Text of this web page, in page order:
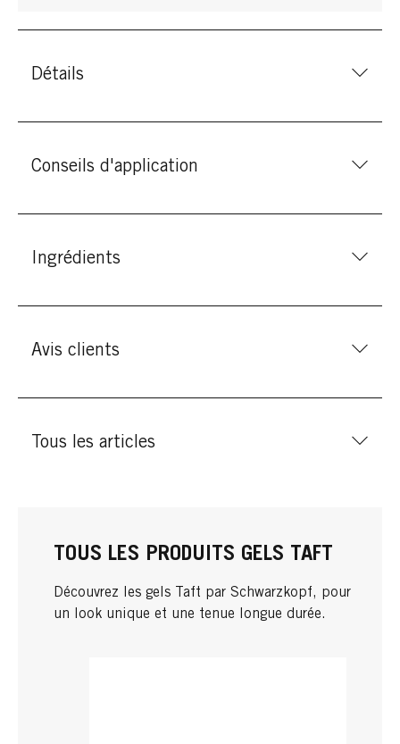
Détails
Conseils d'application
Ingrédients
Avis clients
Tous les articles
TOUS LES PRODUITS GELS TAFT
Découvrez les gels Taft par Schwarzkopf, pour
un look unique et une tenue longue durée.